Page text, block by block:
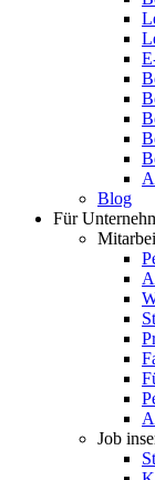
Blog
Für
Job